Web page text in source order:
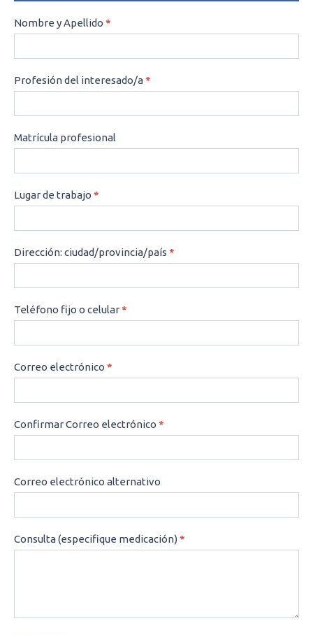
CONSULTAS
Nombre y Apellido *
Profesión del interesado/a*
Matrícula profesional
Lugar de trabajo *
Dirección: ciudad/provincia/país *
Teléfono fijo o celular*
Correo electrónico *
Confirmar Correo electrónico *
Correo electrónico alternativo
Consulta (especifique medicación)*